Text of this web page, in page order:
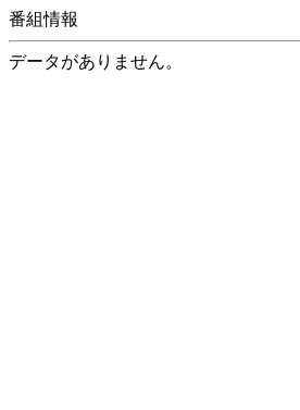
番組情報
データがありません。